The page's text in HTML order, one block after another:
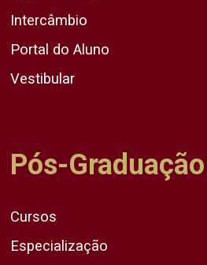
Intercâmbio
Portal do Aluno
Vestibular
Pós-Graduação
Cursos
Especialização